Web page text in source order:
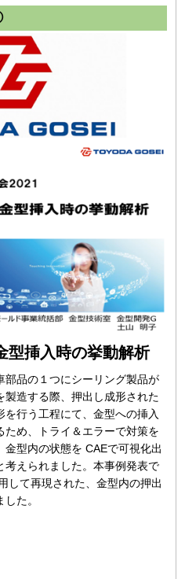
型挿入時の挙動解析
部品の１つにシーリング製品が
製造する際、押出し成形された
行う工程にて、金型への挿入
め、トライ＆エラーで対策を
型内の状態を CAEで可視化出
考えられました。本事例発表で
して再現された、金型内の押出
た。